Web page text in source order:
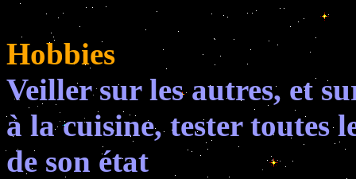
Hobbies
Veiller sur les autres, et
à la cuisine, tester toutes
de son état